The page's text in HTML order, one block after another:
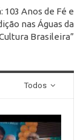
103 Anos de Fé e
nas Águas da
Brasileira”
Todos